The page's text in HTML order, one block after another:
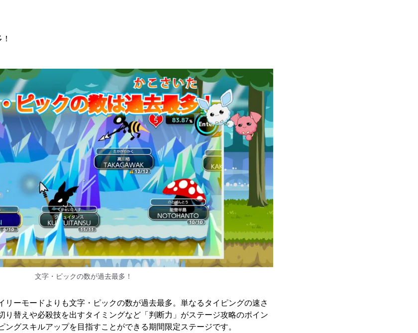
文字・ピックの数が過去最多！
リーモードよりも文字・ピックの数が過去最多。単なるタイピングの速さ
り替えや必殺技を出すタイミングなど「判断力」がステージ攻略のポイン
ングスキルアップを目指すことができる期間限定ステージです。